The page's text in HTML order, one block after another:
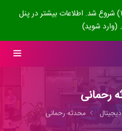
ثبت‌نام دوره جدید (مهر ۱۴۰۴) شروع شد. اطلاعات بیشتر در پنل
(وارد شوید)
رحمانی
دیجیتال محدثه رحمانی